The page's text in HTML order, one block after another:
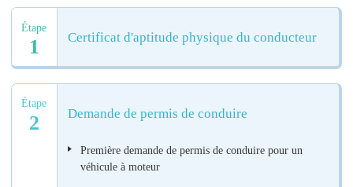
Étape
1 Certificat d'aptitude physique du conducteur
Étape
2 Demande de permis de conduire
Première demande de permis de conduire pour un
véhicule à moteur